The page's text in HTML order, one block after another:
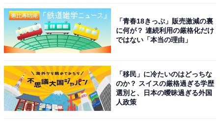
「青春18きっぷ」販売激減の裏
に何が？ 連続利用の厳格化だけ
ではない「本当の理由」
「移民」に冷たいのはどっちな
のか？ スイスの厳格過ぎる学歴
選別と、日本の曖昧過ぎる外国
人政策